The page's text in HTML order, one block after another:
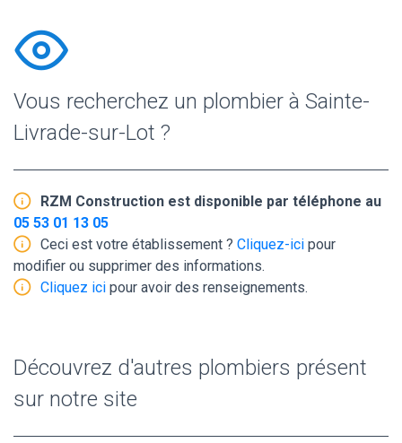
Vous recherchez un plombier à Sainte-
Livrade-sur-Lot ?
RZM Construction est disponible par téléphone au
05 53 01 13 05
Ceci est votre établissement ? Cliquez-ici pour
modifier ou supprimer des informations.
Cliquez ici pour avoir des renseignements.
Découvrez d'autres plombiers présent
sur notre site